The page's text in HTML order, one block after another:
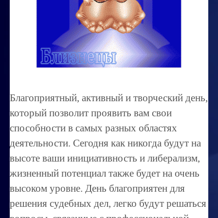
Миссиональность
Королевский гороскоп
Найти идеального партнера
Корректировка характера
Совместимость
ОБУЧЕНИЕ
Занятия по расшифровке снов
Магия денег
Позитивное мышление
Благоприятный, активный и творческий день,
который позволит проявить вам свои
способности в самых разных областях
деятельности. Сегодня как никогда будут на
высоте ваши инициативность и либерализм,
жизненный потенциал также будет на очень
высоком уровне. День благоприятен для
решения судебных дел, легко будут решаться